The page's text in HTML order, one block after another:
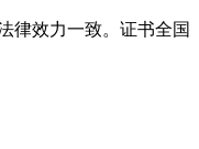
律效力一致。证书全国